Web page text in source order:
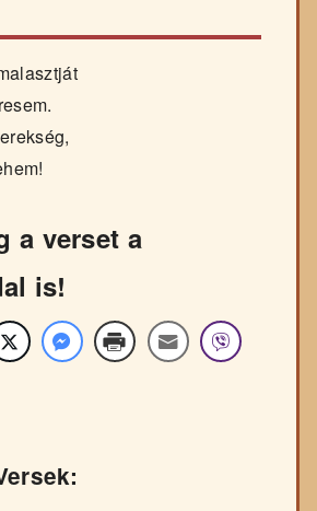
a verset a
is!